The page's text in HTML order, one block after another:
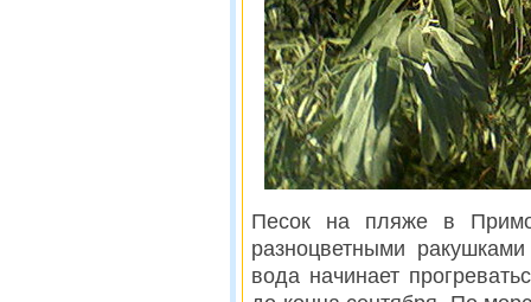
Песок на пляже в
разноцветными
вода начинает